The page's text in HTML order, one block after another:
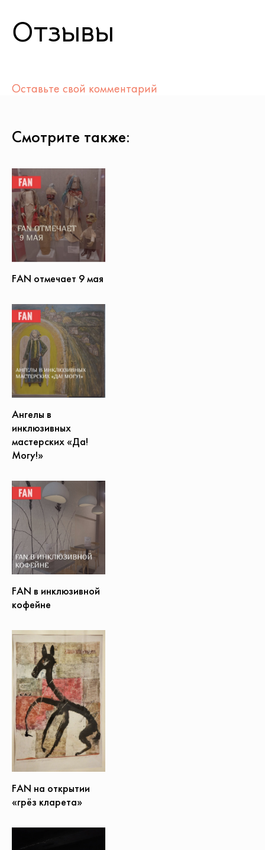
Отзывы
Оставьте свой комментарий
Смотрите также:
FAN отмечает 9 мая
Ангелы в
инклюзивных
мастерских «Да!
Могу!»
FAN в инклюзивной
кофейне
FAN на открытии
«грёз кларета»